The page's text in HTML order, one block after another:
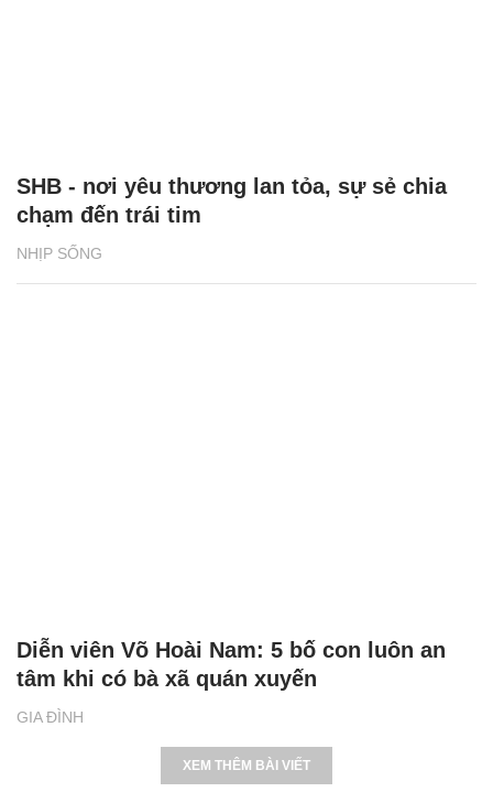
NHỊP SỐNG
SHB - nơi yêu thương lan tỏa, sự sẻ chia
chạm đến trái tim
GIA ĐÌNH
Diễn viên Võ Hoài Nam: 5 bố con luôn an
tâm khi có bà xã quán xuyến
XEM THÊM BÀI VIẾT